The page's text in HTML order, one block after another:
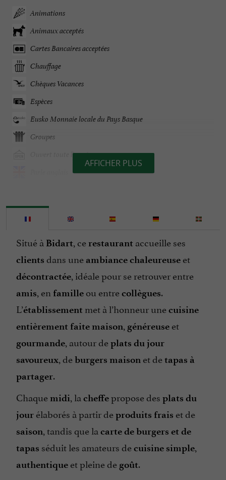
Animations
Animaux acceptés
Cartes Bancaires acceptées
Chauffage
Chèques Vacances
Espèces
Eusko Monnaie locale du Pays Basque
Groupes
Ouvert toute l'année
Terrasse
Tickets Restaurant
Téléphone
AFFICHER PLUS
Situé à Bidart, ce restaurant accueille ses
clients dans une ambiance chaleureuse et
décontractée, idéale pour se retrouver entre
amis, en famille ou entrecollègues.
L’établissement met à l’honneur unecuisine
entièrement faite maison, généreuse et
gourmande, autour deplats du jour
savoureux, deburgers maison et detapas à
partager.
Chaque midi, la cheffepropose des plats du
jour élaborés à partir deproduits frais et de
saison, tandis que la carte de burgers et de
tapas séduit les amateurs decuisine simple,
authentique et pleine de goût.